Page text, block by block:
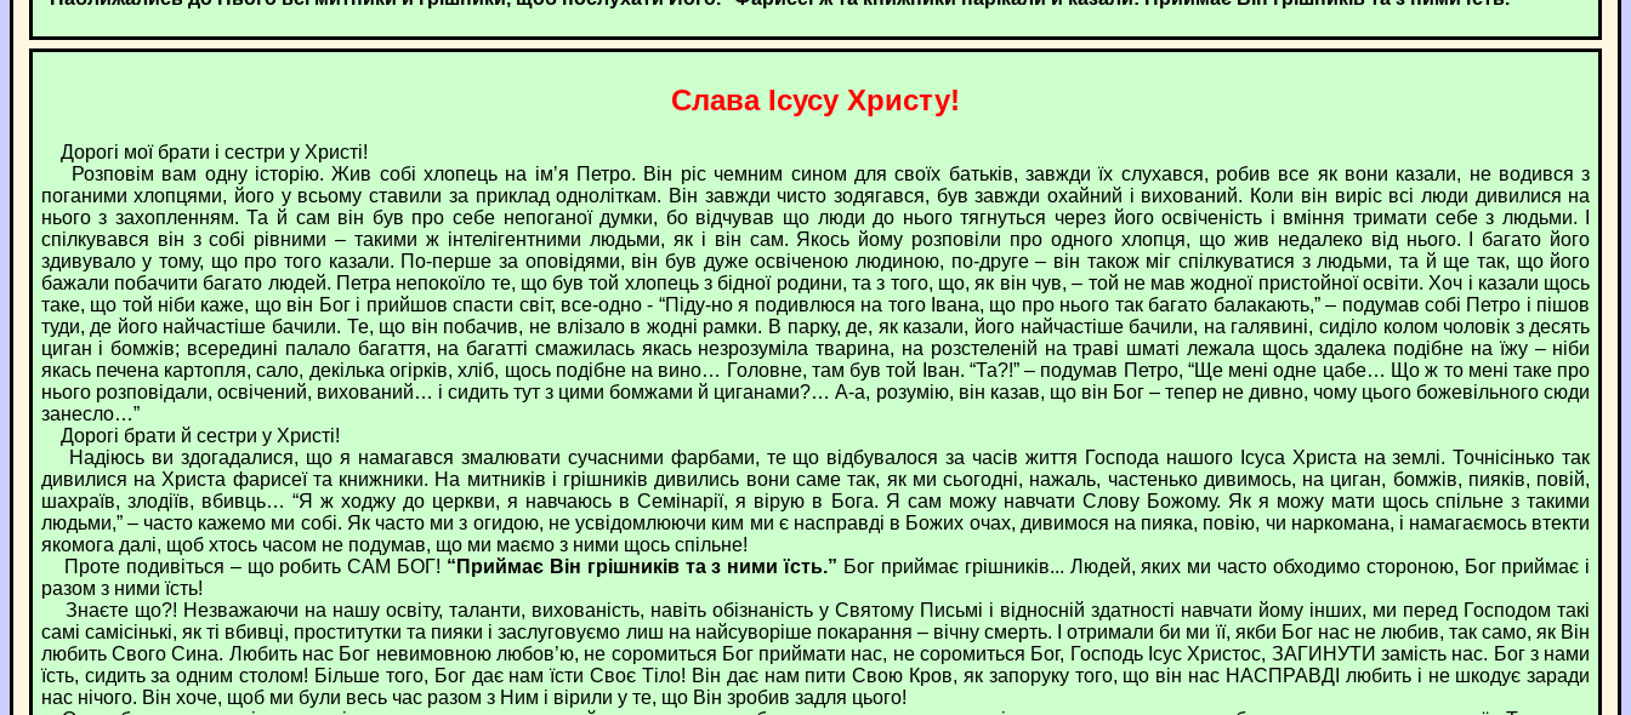
Слава Ісусу Христу!
Дорогі мої брати і сестри у Христі!
Розповім вам одну історію. Жив собі хлопець на ім’я Петро. Він ріс чемним сином для своїх батьків, завжди їх слухався, робив все як вони казали, не водився з
поганими хлопцями, його у всьому ставили за приклад одноліткам. Він завжди чисто зодягався, був завжди охайний і вихований. Коли він виріс всі люди дивилися на
нього з захопленням. Та й сам він був про себе непоганої думки, бо відчував що люди до нього тягнуться через його освіченість і вміння тримати себе з людьми. І
спілкувався він з собі рівними – такими ж інтелігентними людьми, як і він сам. Якось йому розповіли про одного хлопця, що жив недалеко від нього. І багато його
здивувало у тому, що про того казали. По-перше за оповідями, він був дуже освіченою людиною, по-друге – він також міг спілкуватися з людьми, та й ще так, що його
бажали побачити багато людей. Петра непокоїло те, що був той хлопець з бідної родини, та з того, що, як він чув, – той не мав жодної пристойної освіти. Хоч і казали щось
таке, що той ніби каже, що він Бог і прийшов спасти світ, все-одно - “Піду-но я подивлюся на того Івана, що про нього так багато балакають,” – подумав собі Петро і пішов
туди, де його найчастіше бачили. Те, що він побачив, не влізало в жодні рамки. В парку, де, як казали, його найчастіше бачили, на галявині, сиділо колом чоловік з десять
циган і бомжів; всередині палало багаття, на багатті смажилась якась незрозуміла тварина, на розстеленій на траві шматі лежала щось здалека подібне на їжу – ніби
якась печена картопля, сало, декілька огірків, хліб, щось подібне на вино… Головне, там був той Іван. “Та?!” – подумав Петро, “Ще мені одне цабе… Що ж то мені таке про
нього розповідали, освічений, вихований… і сидить тут з цими бомжами й циганами?… А-а, розумію, він казав, що він Бог – тепер не дивно, чому цього божевільного сюди
занесло…”
Дорогі брати й сестри у Христі!
Надіюсь ви здогадалися, що я намагався змалювати сучасними фарбами, те що відбувалося за часів життя Господа нашого Ісуса Христа на землі. Точнісінько так
дивилися на Христа фарисеї та книжники. На митників і грішників дивились вони саме так, як ми сьогодні, нажаль, частенько дивимось, на циган, бомжів, пияків, повій,
шахраїв, злодіїв, вбивць… “Я ж ходжу до церкви, я навчаюсь в Семінарії, я вірую в Бога. Я сам можу навчати Слову Божому. Як я можу мати щось спільне з такими
людьми,” – часто кажемо ми собі. Як часто ми з огидою, не усвідомлюючи ким ми є насправді в Божих очах, дивимося на пияка, повію, чи наркомана, і намагаємось втекти
якомога далі, щоб хтось часом не подумав, що ми маємо з ними щось спільне!
Проте подивіться – що робить САМ БОГ! “Приймає Він грішників та з ними їсть.” Бог приймає грішників... Людей, яких ми часто обходимо стороною, Бог приймає і
разом з ними їсть!
Знаєте що?! Незважаючи на нашу освіту, таланти, вихованість, навіть обізнаність у Святому Письмі і відносній здатності навчати йому інших, ми перед Господом такі
самі самісінькі, як ті вбивці, проститутки та пияки і заслуговуємо лиш на найсуворіше покарання – вічну смерть. І отримали би ми її, якби Бог нас не любив, так само, як Він
любить Свого Сина. Любить нас Бог невимовною любов’ю, не соромиться Бог приймати нас, не соромиться Бог, Господь Ісус Христос, ЗАГИНУТИ замість нас. Бог з нами
їсть, сидить за одним столом! Більше того, Бог дає нам їсти Своє Тіло! Він дає нам пити Свою Кров, як запоруку того, що він нас НАСПРАВДІ любить і не шкодує заради
нас нічого. Він хоче, щоб ми були весь час разом з Ним і вірили у те, що Він зробив задля цього!